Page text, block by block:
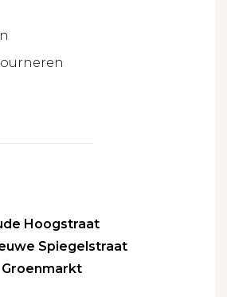
Hoogstraat
Spiegelstraat